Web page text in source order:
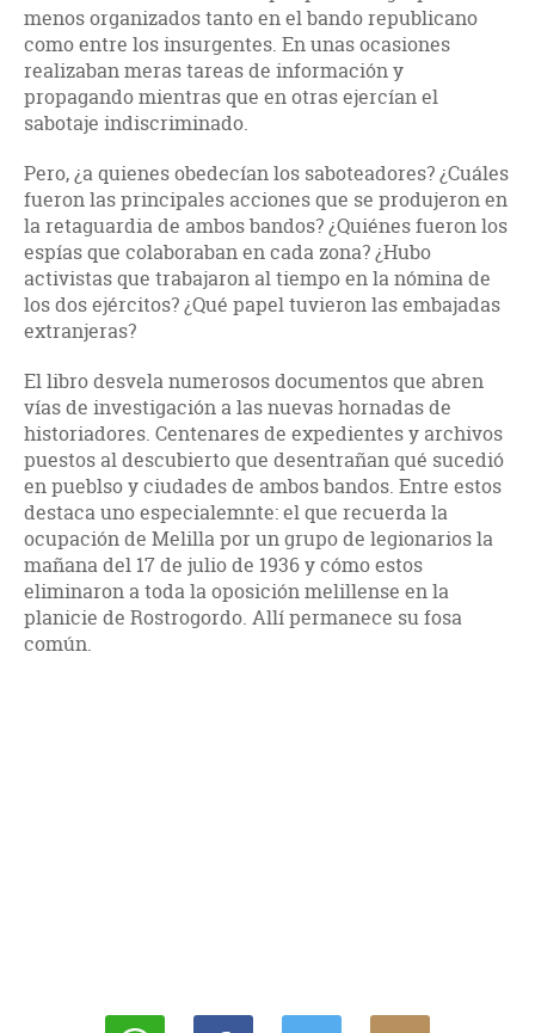
menos organizados tanto en el bando republicano
como entre los insurgentes. En unas ocasiones
realizaban meras tareas de información y
propagando mientras que en otras ejercían el
sabotaje indiscriminado.
Pero, ¿a quienes obedecían los saboteadores? ¿Cuáles
fueron las principales acciones que se produjeron en
la retaguardia de ambos bandos? ¿Quiénes fueron los
espías que colaboraban en cada zona? ¿Hubo
activistas que trabajaron al tiempo en la nómina de
los dos ejércitos? ¿Qué papel tuvieron las embajadas
extranjeras?
El libro desvela numerosos documentos que abren
vías de investigación a las nuevas hornadas de
historiadores. Centenares de expedientes y archivos
puestos al descubierto que desentrañan qué sucedió
en pueblso y ciudades de ambos bandos. Entre estos
destaca uno especialemnte: el que recuerda la
ocupación de Melilla por un grupo de legionarios la
mañana del 17 de julio de 1936 y cómo estos
eliminaron a toda la oposición melillense en la
planicie de Rostrogordo. Allí permanece su fosa
común.